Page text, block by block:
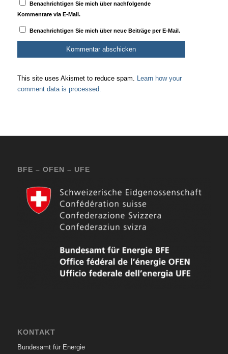
Benachrichtigen Sie mich über nachfolgende
Kommentare via E-Mail.
Benachrichtigen Sie mich über neue Beiträge per E-Mail.
This site uses Akismet to reduce spam. Learn how your
comment data is processed.
BFE – OFEN – UFE
KONTAKT
Bundesamt für Energie